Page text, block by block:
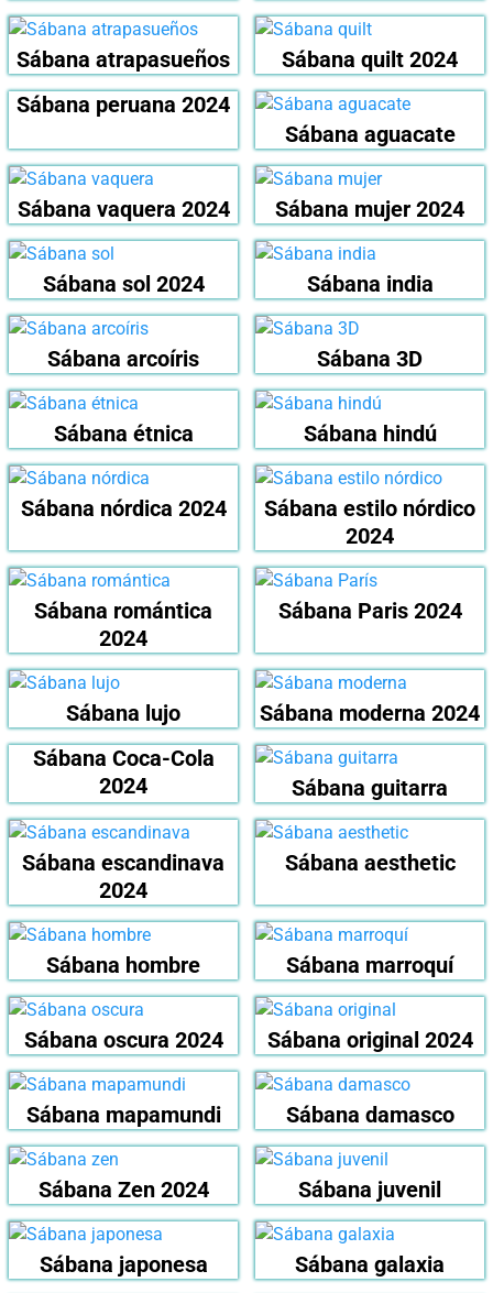
Sábana atrapasueños
Sábana quilt 2024
Sábana peruana 2024
Sábana aguacate
Sábana vaquera 2024 Sábana mujer 2024
Sábana sol 2024 Sábana india
Sábana arcoíris Sábana 3D
Sábana étnica Sábana hindú
Sábana nórdica 2024
Sábana estilo nórdico
2024
Sábana romántica
2024
Sábana Paris 2024
Sábana lujo
Sábana moderna 2024
Sábana Coca-Cola
2024
Sábana guitarra
Sábana escandinava
2024
Sábana aesthetic
Sábana hombre Sábana marroquí
Sábana oscura 2024 Sábana original 2024
Sábana mapamundi Sábana damasco
Sábana Zen 2024 Sábana juvenil
Sábana japonesa Sábana galaxia